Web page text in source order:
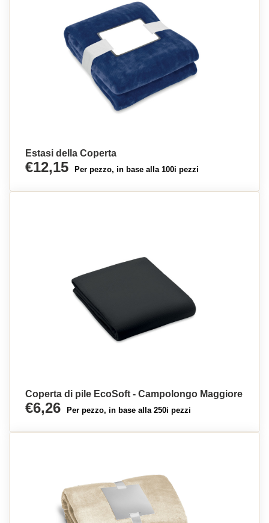
Estasi della Coperta
€12,15 Per pezzo, in base alla 100i pezzi
Coperta di pile EcoSoft - Campolongo Maggiore
€6,26 Per pezzo, in base alla 250i pezzi